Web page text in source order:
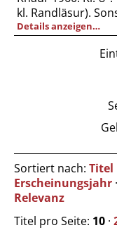
kl. Randläsur).
Details anzeigen…
Sortiert nach: Titel
Erscheinungsjahr ·
Relevanz
Titel pro Seite: 10 ·